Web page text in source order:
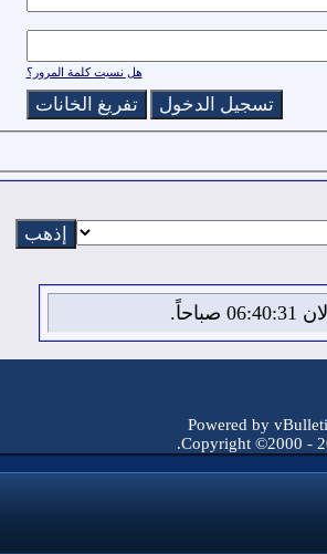
هل نسيت كلمة المرور؟
Powered by
Copyright ©2000 -